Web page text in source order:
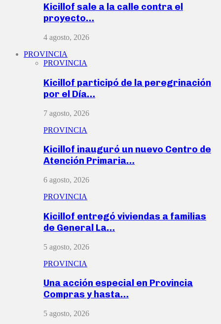
Kicillof sale a la calle contra el
proyecto…
4 agosto, 2026
PROVINCIA
PROVINCIA
Kicillof participó de la peregrinación
por el Día…
7 agosto, 2026
PROVINCIA
Kicillof inauguró un nuevo Centro de
Atención Primaria…
6 agosto, 2026
PROVINCIA
Kicillof entregó viviendas a familias
de General La…
5 agosto, 2026
PROVINCIA
Una acción especial en Provincia
Compras y hasta…
5 agosto, 2026